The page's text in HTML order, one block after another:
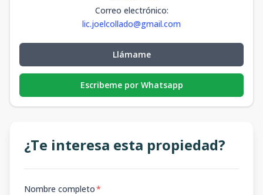
Correo electrónico:
lic.joelcollado@gmail.com
Llámame
Escribeme por Whatsapp
¿Te interesa esta propiedad?
Nombre completo*